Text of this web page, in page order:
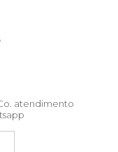
atendimento